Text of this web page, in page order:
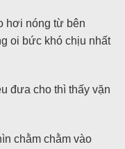
hơi nóng từ bên
oi bức khó chịu nhất
đưa cho thì thấy vặn
chằm chằm vào